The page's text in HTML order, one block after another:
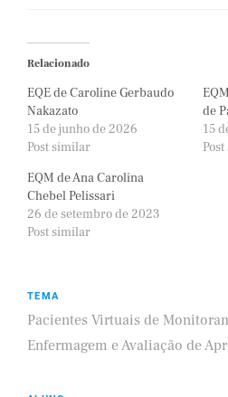
Relacionado
EQE de Caroline Gerbaudo
Nakazato
15 de junho de 2026
Post similar
de
15
EQM de Ana Carolina
Chebel Pelissari
26 de setembro de 2023
Post similar
TEMA
Pacientes Virtuais de
Enfermagem e Avaliação de